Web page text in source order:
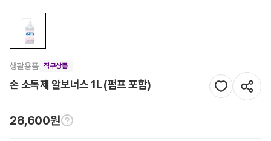
생활용품 직구상품
손 소독제 알보너스 1L (펌프 포함)
28,600원